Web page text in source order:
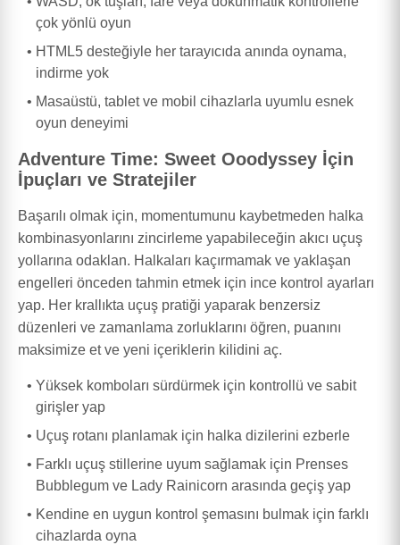
çok yönlü oyun
HTML5 desteğiyle her tarayıcıda anında oynama,
indirme yok
Masaüstü, tablet ve mobil cihazlarla uyumlu esnek
oyun deneyimi
Adventure Time: Sweet Ooodyssey İçin
İpuçları ve Stratejiler
Başarılı olmak için, momentumunu kaybetmeden halka
kombinasyonlarını zincirleme yapabileceğin akıcı uçuş
yollarına odaklan. Halkaları kaçırmamak ve yaklaşan
engelleri önceden tahmin etmek için ince kontrol ayarları
yap. Her krallıkta uçuş pratiği yaparak benzersiz
düzenleri ve zamanlama zorluklarını öğren, puanını
maksimize et ve yeni içeriklerin kilidini aç.
Yüksek komboları sürdürmek için kontrollü ve sabit
girişler yap
Uçuş rotanı planlamak için halka dizilerini ezberle
Farklı uçuş stillerine uyum sağlamak için Prenses
Bubblegum ve Lady Rainicorn arasında geçiş yap
Kendine en uygun kontrol şemasını bulmak için farklı
cihazlarda oyna